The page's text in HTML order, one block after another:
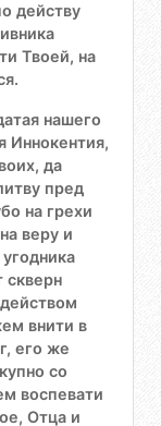
действу
Твоей, на
нашего
Иннокентия,
да
пред
на грехи
веру и
скверн
внити в
его же
со
воспевати
Отца и